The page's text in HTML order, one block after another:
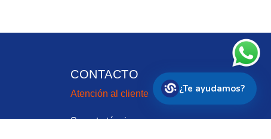
CONTACTO
Atención al cliente
Soporte técnico
¿Te ayudamos?